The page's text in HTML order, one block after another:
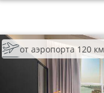
от аэропорта 120 км